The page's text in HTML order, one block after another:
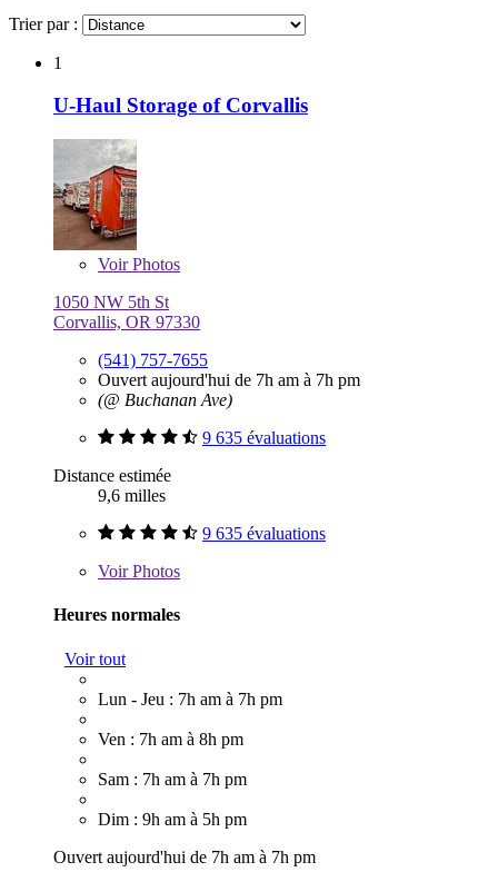
Trier par :
1
U-Haul Storage of Corvallis
VoirPhotos
1050 NW 5th St
Corvallis, OR 97330
(541) 757-7655
Ouvert aujourd'hui de 7h am à 7h pm
(@ Buchanan Ave)
9 635 évaluations
Distance estimée
9,6 milles
9 635 évaluations
VoirPhotos
Heures normales
Voir tout
Lun - Jeu : 7h am à 7h pm
Ven : 7h am à 8h pm
Sam : 7h am à 7h pm
Dim : 9h am à 5h pm
Ouvert aujourd'hui de 7h am à 7h pm